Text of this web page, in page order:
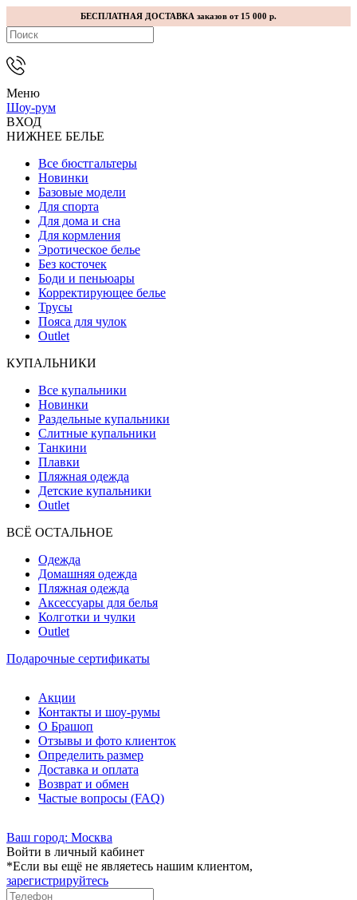
БЕСПЛАТНАЯ ДОСТАВКА заказов от 15 000 р.
Меню
Шоу-рум
ВХОД
НИЖНЕЕ БЕЛЬЕ
Все бюстгальтеры
Новинки
Базовые модели
Для спорта
Для дома и сна
Для кормления
Эротическое белье
Без косточек
Боди и пеньюары
Корректирующее белье
Трусы
Пояса для чулок
Outlet
КУПАЛЬНИКИ
Все купальники
Новинки
Раздельные купальники
Слитные купальники
Танкини
Плавки
Пляжная одежда
Детские купальники
Outlet
ВCЁ ОСТАЛЬНОЕ
Одежда
Домашняя одежда
Пляжная одежда
Аксессуары для белья
Колготки и чулки
Outlet
Подарочные сертификаты
Акции
Контакты и шоу-румы
О Брашоп
Отзывы и фото клиенток
Определить размер
Доставка и оплата
Возврат и обмен
Частые вопросы (FAQ)
Ваш город: Москва
Войти в личный кабинет
*Если вы ещё не являетесь нашим клиентом,
зарегистрируйтесь